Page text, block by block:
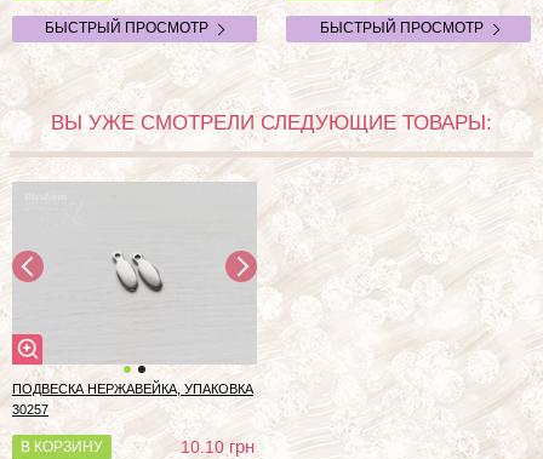
БЫСТРЫЙ ПРОСМОТР БЫСТРЫЙ ПРОСМОТР
ВЫ УЖЕ СМОТРЕЛИ СЛЕДУЮЩИЕ ТОВАРЫ:
ПОДВЕСКА НЕРЖАВЕЙКА, УПАКОВКА
30257
В КОРЗИНУ 10.10грн